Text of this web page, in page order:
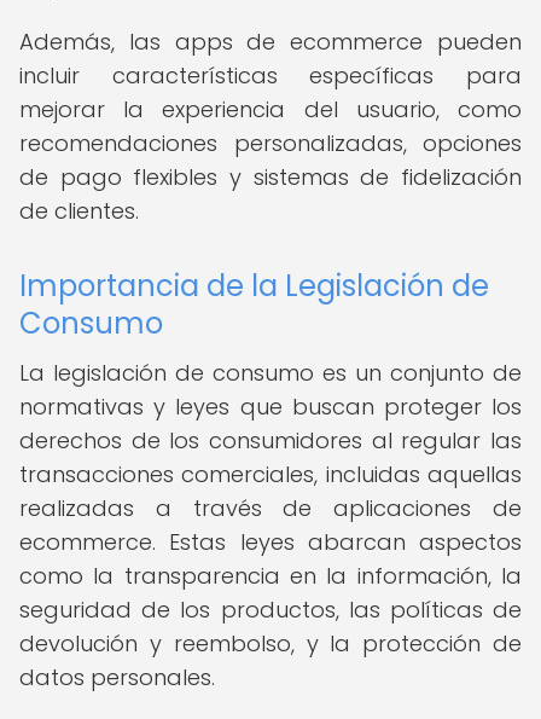
Además, las apps de ecommerce pueden
incluir características específicas para
mejorar la experiencia del usuario, como
recomendaciones personalizadas, opciones
de pago flexibles y sistemas de fidelización
de clientes.
Importancia de la Legislación de
Consumo
La legislación de consumo es un conjunto de
normativas y leyes que buscan proteger los
derechos de los consumidores al regular las
transacciones comerciales, incluidas aquellas
realizadas a través de aplicaciones de
ecommerce. Estas leyes abarcan aspectos
como la transparencia en la información, la
seguridad de los productos, las políticas de
devolución y reembolso, y la protección de
datos personales.